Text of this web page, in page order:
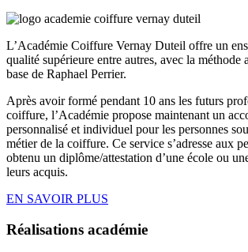
L’Académie Coiffure Vernay Duteil offre un
qualité supérieure entre autres, avec la méthode
base de Raphael Perrier.
Après avoir formé pendant 10 ans les futurs
coiffure, l’Académie propose maintenant un
personnalisé et individuel pour les personnes
métier de la coiffure. Ce service s’adresse aux
obtenu un diplôme/attestation d’une école ou
leurs acquis.
EN SAVOIR PLUS
Réalisations académie